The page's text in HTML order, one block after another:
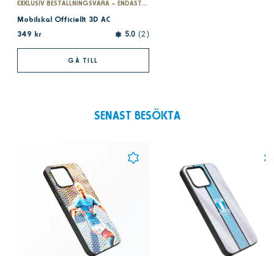
EXKLUSIV BESTÄLLNINGSVARA – ENDAST PÅ MFFSHOPEN.SE
Mobilskal Officiellt 3D AC
349 kr
5.0 2
GÅ TILL
SENAST BESÖKTA